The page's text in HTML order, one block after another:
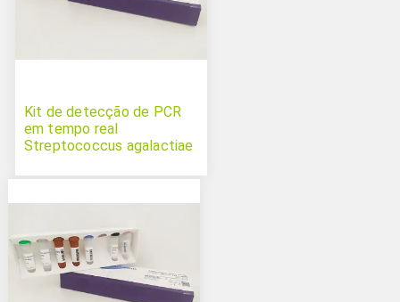
Kit de detecção de PCR
em tempo real
Streptococcus agalactiae